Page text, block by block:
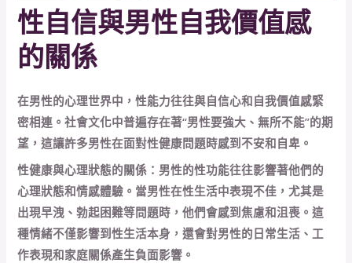
性自信與男性自我價值感
的關係
在男性的心理世界中，性能力往往與自信心和自我價值感緊
密相連。社會文化中普遍存在著“男性要強大、無所不能”的期
望，這讓許多男性在面對性健康問題時感到不安和自卑。
性健康與心理狀態的關係：男性的性功能往往影響著他們的
心理狀態和情感體驗。當男性在性生活中表現不佳，尤其是
出現早洩、勃起困難等問題時，他們會感到焦慮和沮喪。這
種情緒不僅影響到性生活本身，還會對男性的日常生活、工
作表現和家庭關係產生負面影響。